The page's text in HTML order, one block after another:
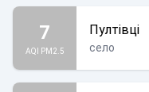
7
AQI PM2.5
Пултівці
село